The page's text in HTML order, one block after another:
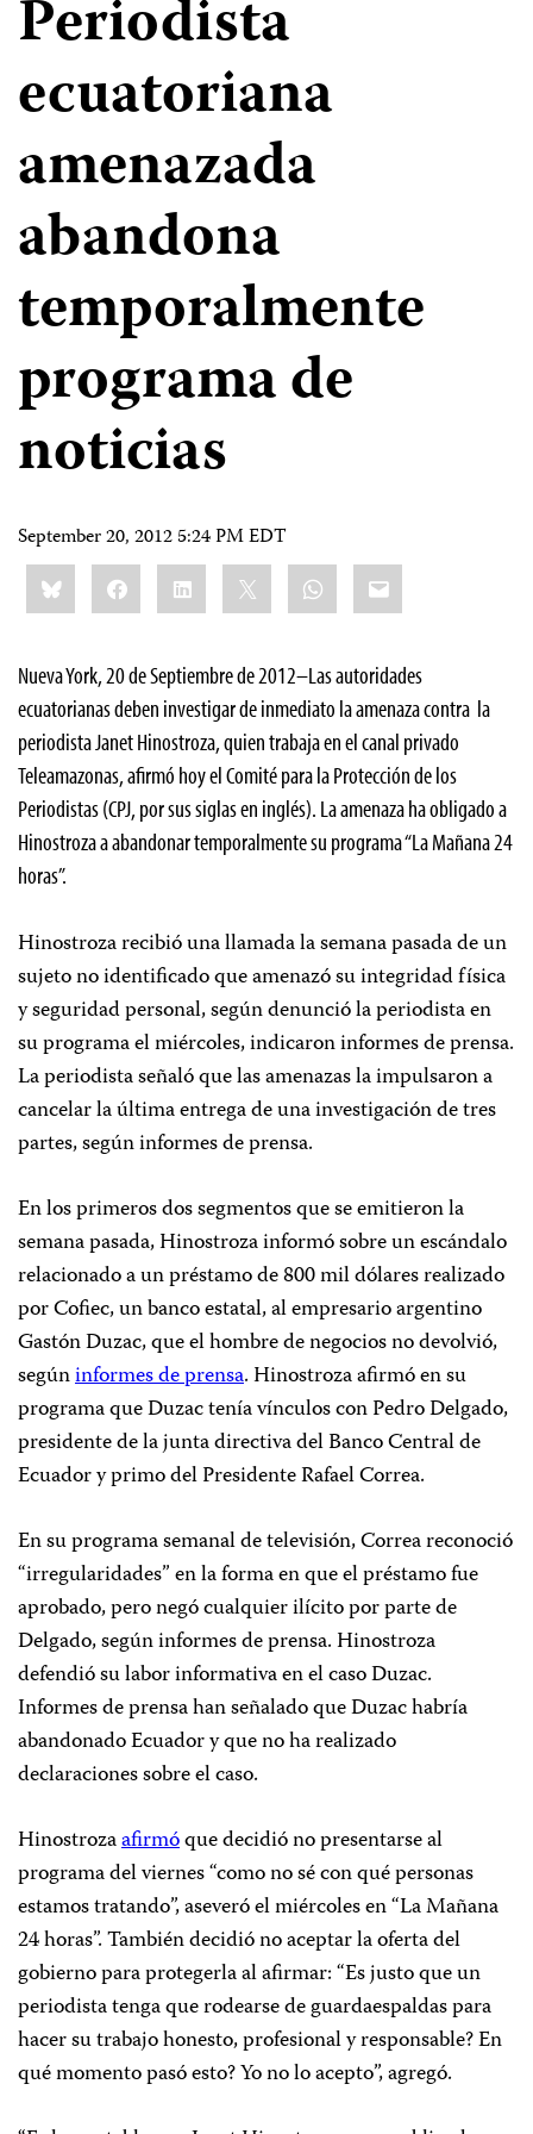
Periodista
ecuatoriana
amenazada
abandona
temporalmente
programa de
noticias
September 20, 2012 5:24 PM EDT
Share
this:BlueskyFacebookLinkedIn WhatsApp
Email
Nueva York, 20 de Septiembre de 2012–Las autoridades
ecuatorianas deben investigar de inmediato la amenaza contra la
periodista Janet Hinostroza, quien trabaja en el canal privado
Teleamazonas, afirmó hoy el Comité para la Protección de los
Periodistas (CPJ, por sus siglas en inglés). La amenaza ha obligado a
Hinostroza a abandonar temporalmente su programa “La Mañana 24
horas”.
Hinostroza recibió una llamada la semana pasada de un
sujeto no identificado que amenazó su integridad física
y seguridad personal, según denunció la periodista en
su programa el miércoles, indicaron informes de prensa.
La periodista señaló que las amenazas la impulsaron a
cancelar la última entrega de una investigación de tres
partes, según informes de prensa.
En los primeros dos segmentos que se emitieron la
semana pasada, Hinostroza informó sobre un escándalo
relacionado a un préstamo de 800 mil dólares realizado
por Cofiec, un banco estatal, al empresario argentino
Gastón Duzac, que el hombre de negocios no devolvió,
segúninformes de prensa. Hinostroza afirmó en su
programa que Duzac tenía vínculos con Pedro Delgado,
presidente de la junta directiva del Banco Central de
Ecuador y primo del Presidente Rafael Correa.
En su programa semanal de televisión, Correa reconoció
“irregularidades” en la forma en que el préstamo fue
aprobado, pero negó cualquier ilícito por parte de
Delgado, según informes de prensa. Hinostroza
defendió su labor informativa en el caso Duzac.
Informes de prensa han señalado que Duzac habría
abandonado Ecuador y que no ha realizado
declaraciones sobre el caso.
Hinostrozaafirmóque decidió no presentarse al
programa del viernes “como no sé con qué personas
estamos tratando”, aseveró el miércoles en “La Mañana
24 horas”. También decidió no aceptar la oferta del
gobierno para protegerla al afirmar: “Es justo que un
periodista tenga que rodearse de guardaespaldas para
hacer su trabajo honesto, profesional y responsable? En
qué momento pasó esto? Yo no lo acepto”, agregó.